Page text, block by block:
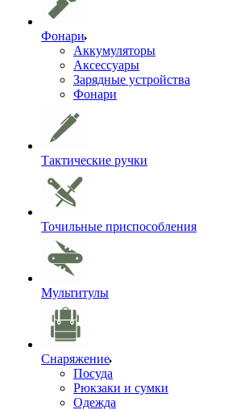
Фонари
Аккумуляторы
Аксессуары
Зарядные устройства
Фонари
Тактические ручки
Точильные приспособления
Мультитулы
Снаряжение
Посуда
Рюкзаки и сумки
Одежда